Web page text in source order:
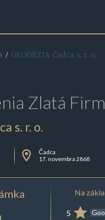
GEODÉZIA Čadca s. r. o.
Zlatá
s. r. o.
Čadca
17. novembra 2868
Na
5